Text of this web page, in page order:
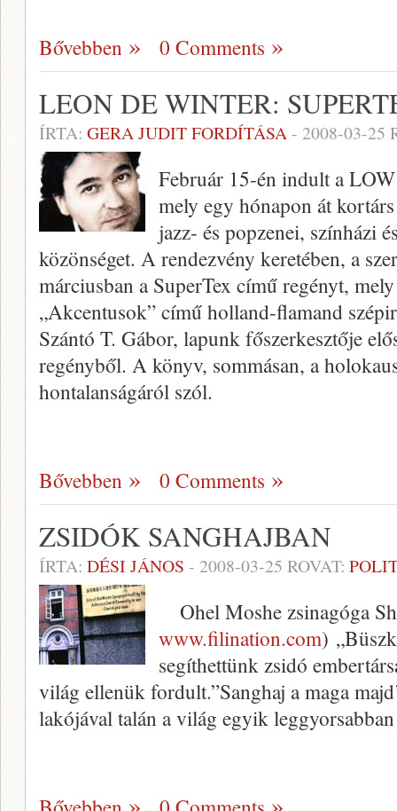
Bővebben 0 Comments
LEON DE WINTER:
ÍRTA: GERA JUDIT FORDÍTÁSA- 2008-03-25
Február 15-én indult a
mely egy hónapon át
jazz- és popzenei, színházi
közönséget. A rendezvény keretében, a
márciusban a SuperTex című regényt,
„Akcentusok” című holland-flamand
Szántó T. Gábor, lapunk főszerkesztője
regényből. A könyv, sommásan, a
hontalanságáról szól.
Bővebben 0 Comments
ZSIDÓK SANGHAJBAN
ÍRTA: DÉSI JÁNOS - 2008-03-25 ROVAT:
Ohel Moshe zsinagóga
www.filination.com)
segíthettünk zsidó
világ ellenük fordult.”Sanghaj a maga
lakójával talán a világ egyik